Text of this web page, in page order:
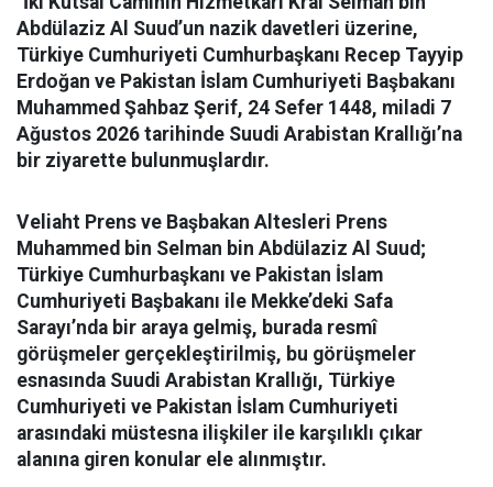
Abdülaziz Al Suud’un nazik davetleri üzerine,
Türkiye Cumhuriyeti Cumhurbaşkanı Recep Tayyip
Erdoğan ve Pakistan İslam Cumhuriyeti Başbakanı
Muhammed Şahbaz Şerif, 24 Sefer 1448, miladi 7
Ağustos 2026 tarihinde Suudi Arabistan Krallığı’na
bir ziyarette bulunmuşlardır.
Veliaht Prens ve Başbakan Altesleri Prens
Muhammed bin Selman bin Abdülaziz Al Suud;
Türkiye Cumhurbaşkanı ve Pakistan İslam
Cumhuriyeti Başbakanı ile Mekke’deki Safa
Sarayı’nda bir araya gelmiş, burada resmî
görüşmeler gerçekleştirilmiş, bu görüşmeler
esnasında Suudi Arabistan Krallığı, Türkiye
Cumhuriyeti ve Pakistan İslam Cumhuriyeti
arasındaki müstesna ilişkiler ile karşılıklı çıkar
alanına giren konular ele alınmıştır.